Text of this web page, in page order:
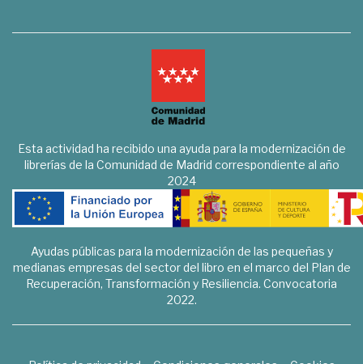
Esta actividad ha recibido una ayuda para la modernización de
librerías de la Comunidad de Madrid correspondiente al año
2024
Ayudas públicas para la modernización de las pequeñas y
medianas empresas del sector del libro en el marco del Plan de
Recuperación, Transformación y Resiliencia. Convocatoria
2022.